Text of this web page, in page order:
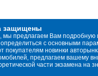
защищены
предлагаем Вам
с основными
покупателям новинки
предлагаем вашему
части экзамена